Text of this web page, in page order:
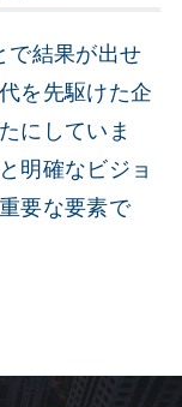
で結果が出せ
を先駆けた企
にしていま
明確なビジョ
要な要素で